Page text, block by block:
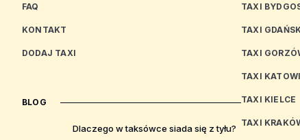
FAQ
KONTAKT
DODAJ TAXI
BLOG
Dlaczego w taksówce siada się z tyłu?
TAXI
TAXI
TAXI
TAXI
TAXI KIELCE
TAXI